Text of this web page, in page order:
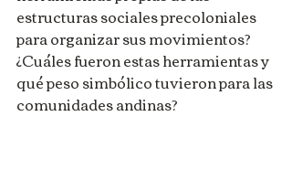
estructuras sociales precoloniales
para organizar sus movimientos?
¿Cuáles fueron estas herramientas y
qué peso simbólico tuvieron para las
comunidades andinas?